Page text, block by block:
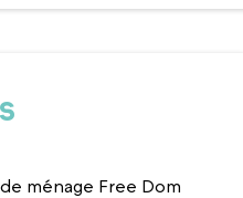
ménage Free Dom